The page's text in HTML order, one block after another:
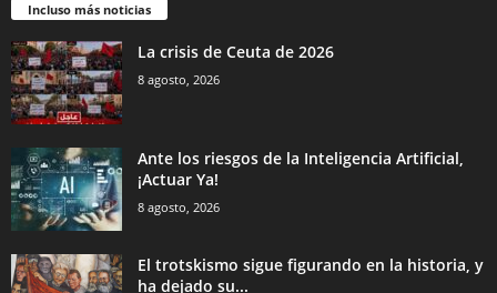
Incluso más noticias
La crisis de Ceuta de 2026
8 agosto, 2026
Ante los riesgos de la Inteligencia Artificial,
¡Actuar Ya!
8 agosto, 2026
El trotskismo sigue figurando en la historia, y
ha dejado su...